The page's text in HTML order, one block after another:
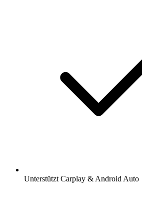
Unterstützt Carplay & Android Auto